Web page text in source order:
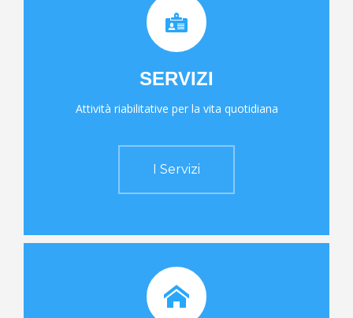
SERVIZI
Attività riabilitative per la vita quotidiana
I Servizi